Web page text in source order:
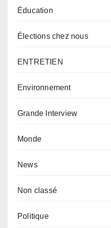
Éducation
Élections chez nous
ENTRETIEN
Environnement
Grande Interview
Monde
News
Non classé
Politique